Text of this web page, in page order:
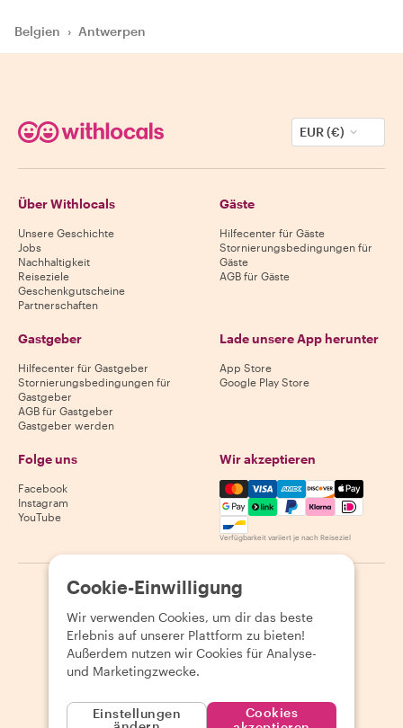
Belgien › Antwerpen
EUR (€)
Über Withlocals
Unsere Geschichte
Jobs
Nachhaltigkeit
Reiseziele
Geschenkgutscheine
Partnerschaften
Gäste
Hilfecenter für Gäste
Stornierungsbedingungen für
Gäste
AGB für Gäste
Gastgeber
Hilfecenter für Gastgeber
Stornierungsbedingungen für
Gastgeber
AGB für Gastgeber
Gastgeber werden
Lade unsere App herunter
App Store
Google Play Store
Folge uns
Facebook
Instagram
YouTube
Wir akzeptieren
Mastercard, Visa, Amex,
Verfügbarkeit variiert je nach Reiseziel
2026 Withlocals.com | Datenschutzerklärung
Seitenübersicht
Cookie-Einwilligung
Wir verwenden Cookies, um dir das beste
Erlebnis auf unserer Plattform zu bieten!
Außerdem nutzen wir Cookies für Analyse-
und Marketingzwecke.
Einstellungen
Cookies